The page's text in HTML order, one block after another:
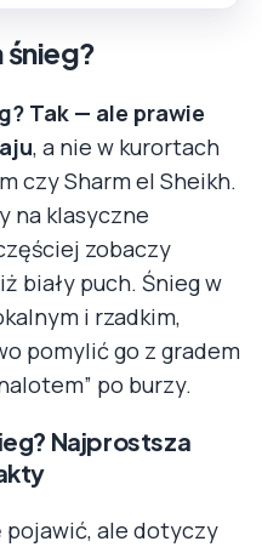
Tak — ale prawie
, a nie w kurortach
czy Sharm el Sheikh.
na klasyczne
zobaczy
biały puch. Śnieg w
i rzadkim,
pomylić go z gradem
po burzy.
Najprostsza
pojawić, ale dotyczy